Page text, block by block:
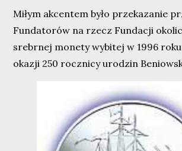
Miłym akcentem było przekazanie
Fundatorów na rzecz Fundacji
srebrnej monety wybitej w 1996 roku
okazji 250 rocznicy urodzin